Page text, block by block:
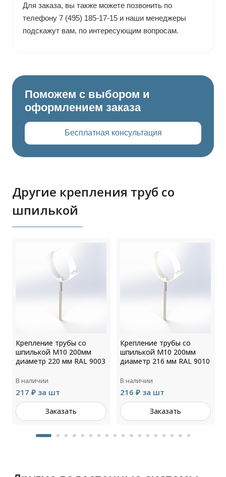
Для заказа, вы также можете позвонить по
телефону 7 (495) 185-17-15 и наши менеджеры
подскажут вам, по интересующим вопросам.
Поможем с выбором и
оформлением заказа
Бесплатная консультация
Другие крепления труб со
шпилькой
Крепление трубы со
шпилькой М10 200мм
диаметр 220 мм RAL 9003
В наличии
217 ₽ за шт
Заказать
Крепление трубы со
шпилькой М10 200мм
диаметр 216 мм RAL 9010
В наличии
216 ₽ за шт
Заказать